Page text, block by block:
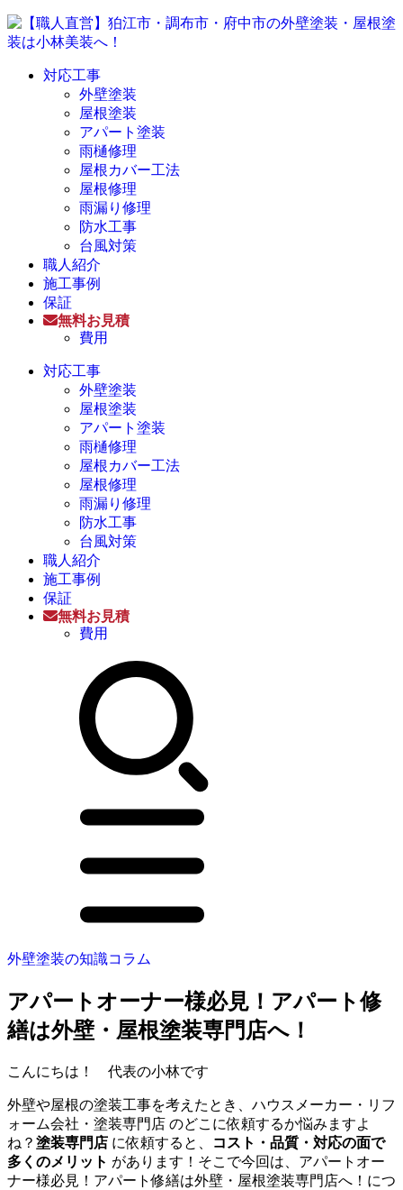
対応工事
外壁塗装
屋根塗装
アパート塗装
雨樋修理
屋根カバー工法
屋根修理
雨漏り修理
防水工事
台風対策
職人紹介
施工事例
保証
無料お見積
費用
対応工事
外壁塗装
屋根塗装
アパート塗装
雨樋修理
屋根カバー工法
屋根修理
雨漏り修理
防水工事
台風対策
職人紹介
施工事例
保証
無料お見積
費用
外壁塗装の知識コラム
アパートオーナー様必見！アパート修
繕は外壁・屋根塗装専門店へ！
こんにちは！ 代表の小林です
外壁や屋根の塗装工事を考えたとき、ハウスメーカー・リフ
ォーム会社・塗装専門店 のどこに依頼するか悩みますよ
ね？ 塗装専門店 に依頼すると、
コスト・品質・対応の面で
多くのメリット があります！そこで今回は、 アパートオー
ナー様必見！アパート修繕は外壁・屋根塗装専門店へ！ につ